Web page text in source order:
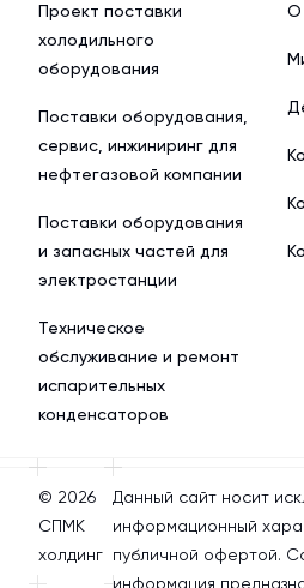
Проект поставки
холодильного
оборудования
Поставки оборудования,
сервис, инжиниринг для
нефтегазовой компании
Поставки оборудования
и запасных частей для
электростанции
Техническое
обслуживание и ремонт
испарительных
конденсаторов
О
© 2026
СПМК
холдинг
Данный сайт носит
информационный
публичной офертой.
информация